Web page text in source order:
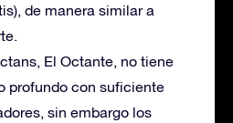
de manera similar a
El Octante, no tiene
profundo con suficiente
sin embargo los